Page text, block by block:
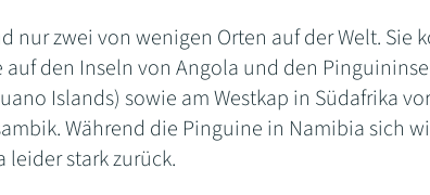
nur zwei von wenigen Orten auf der Welt. Sie
auf den Inseln von Angola und den
Islands) sowie am Westkap in Südafrika
Während die Pinguine in Namibia sich
leider stark zurück.